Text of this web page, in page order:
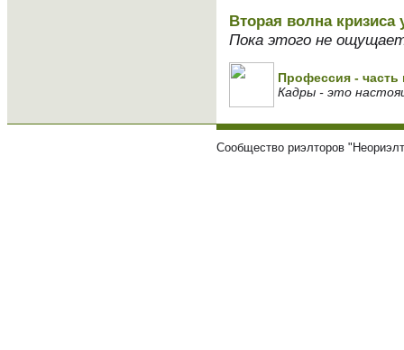
Вторая волна кризиса
Пока этого не
Профессия -
Кадры - это
Сообщество риэлторов